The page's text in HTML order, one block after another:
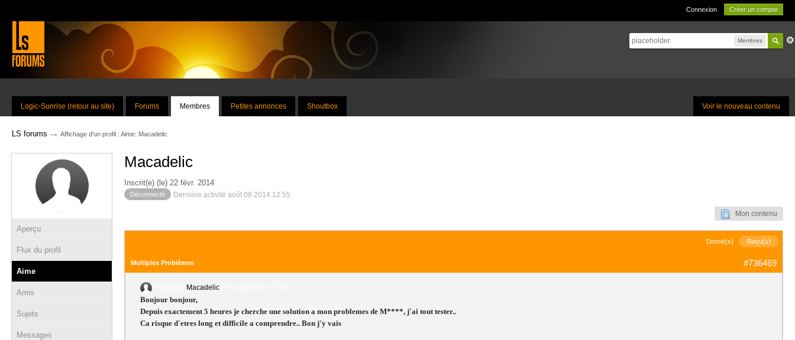
Connexion Créer un compte
Membres
Voir le nouveau contenu
Logic-Sunrise (retour au site) Forums Membres Petites annonces Shoutbox
LS forums → Affichage d'un profil : Aime: Macadelic
Aperçu
Flux du profil
Aime
Amis
Sujets
Messages
Macadelic
Inscrit(e) (le) 22 févr. 2014
Déconnecté Dernière activité août 08 2014 12:55
Mon contenu
Donné(s) Reçu(s)
#736469
Multiples Problèmes
Macadelic
Bonjour bonjour,
Depuis exactement 5 heures je cherche une solution a mon problemes de M****, j'ai tout tester..
Ca risque d'etres long et difficile a comprendre.. Bon j'y vais